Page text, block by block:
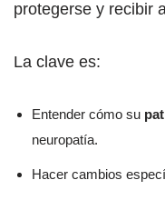
protegerse y recibir
La clave es:
Entender cómo su
neuropatía.
Hacer cambios